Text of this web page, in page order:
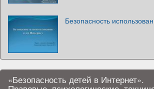
Безопасность
«Безопасность детей в Интернет».